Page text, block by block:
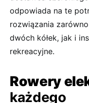
odpowiada na te
rozwiązania
dwóch kółek, jak i
rekreacyjne.
Rowery
każdego